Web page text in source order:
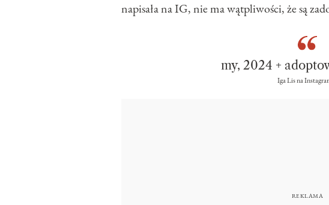
napisała na IG, nie ma wątpliwości, że są
my, 2024 +
Iga Lis na